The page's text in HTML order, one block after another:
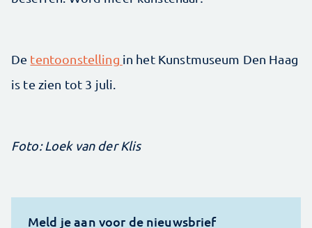
De tentoonstelling in het Kunstmuseum Den Haag
is te zien tot 3 juli.
Foto: Loek van der Klis
Meld je aan voor de nieuwsbrief